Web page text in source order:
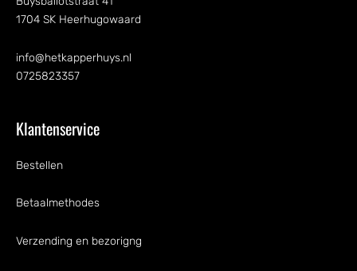
1704 SK Heerhugowaard
info@hetkapperhuys.nl
0725823357
Klantenservice
Bestellen
Betaalmethodes
Verzending en bezorigng